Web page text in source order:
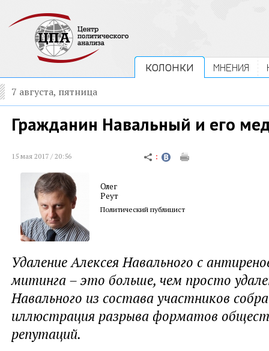
КОЛОНКИ МНЕНИЯ
7 августа, пятница
Гражданин Навальный и его
15 мая 2017 / 20:56
Олег
Реут
Политический публицист
Удаление Алексея Навального с
митинга – это больше, чем просто
Навального из состава участников
иллюстрация разрыва форматов
репутаций.